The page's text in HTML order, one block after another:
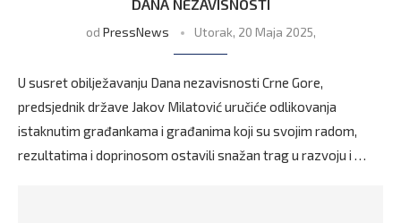
DANA NEZAVISNOSTI
od PressNews Utorak, 20 Maja 2025,
U susret obilježavanju Dana nezavisnosti Crne Gore,
predsjednik države Jakov Milatović uručiće odlikovanja
istaknutim građankama i građanima koji su svojim radom,
rezultatima i doprinosom ostavili snažan trag u razvoju i …